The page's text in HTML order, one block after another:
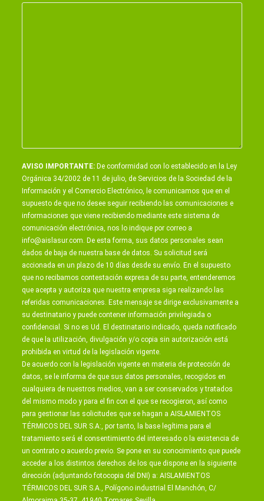
AVISO IMPORTANTE: De conformidad con lo establecido en la Ley
Orgánica 34/2002 de 11 de julio, de Servicios de la Sociedad de la
Información y el Comercio Electrónico, le comunicamos que en el
supuesto de que no desee seguir recibiendo las comunicaciones e
informaciones que viene recibiendo mediante este sistema de
comunicación electrónica, nos lo indique por correo a
info@aislasur.com . De esta forma, sus datos personales sean
dados de baja de nuestra base de datos. Su solicitud será
accionada en un plazo de 10 días desde su envío. En el supuesto
que no recibamos contestación expresa de su parte, entenderemos
que acepta y autoriza que nuestra empresa siga realizando las
referidas comunicaciones. Este mensaje se dirige exclusivamente a
su destinatario y puede contener información privilegiada o
confidencial. Si no es Ud. El destinatario indicado, queda notificado
de que la utilización, divulgación y/o copia sin autorización está
prohibida en virtud de la legislación vigente.
De acuerdo con la legislación vigente en materia de protección de
datos, se le informa de que sus datos personales, recogidos en
cualquiera de nuestros medios, van a ser conservados y tratados
del mismo modo y para el fin con el que se recogieron, así como
para gestionar las solicitudes que se hagan a AISLAMIENTOS
TÉRMICOS DEL SUR S.A:, por tanto, la base legítima para el
tratamiento será el consentimiento del interesado o la existencia de
un contrato o acuerdo previo. Se pone en su conocimiento que puede
acceder a los distintos derechos de los que dispone en la siguiente
dirección (adjuntando fotocopia del DNI) a: AISLAMIENTOS
TÉRMICOS DEL SUR S.A., Polígono industrial El Manchón, C/